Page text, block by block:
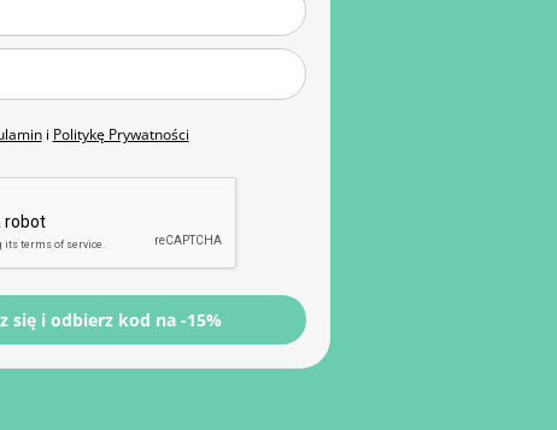
i Politykę Prywatności
się i odbierz kod na -15%